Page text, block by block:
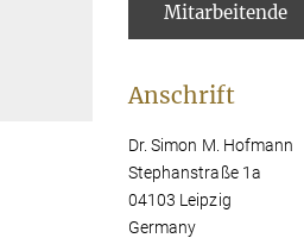
Mitarbeitende
Anschrift
Dr. Simon M. Hofmann
Stephanstraße 1a
04103 Leipzig
Germany